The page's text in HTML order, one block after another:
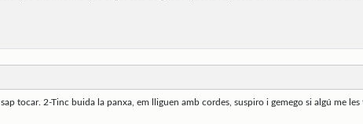
tocar. 2-Tinc buida la panxa, em lliguen amb cordes, suspiro i gemego si algú me les